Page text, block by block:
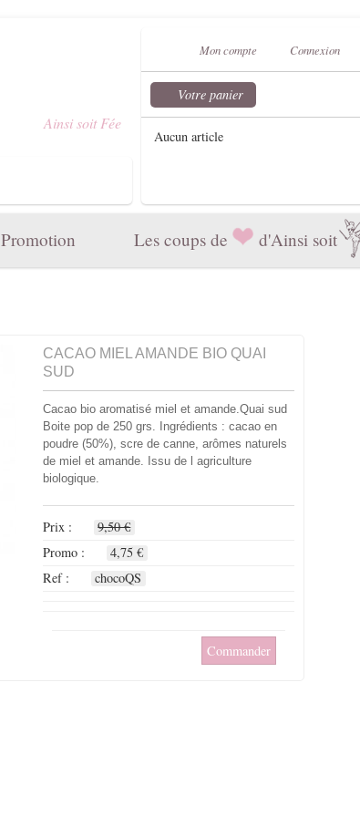
Ainsi soit Fée
Mon compte Connexion
Promotion Les coups de d'Ainsi soit
CACAO MIEL AMANDE BIO QUAI
SUD
Cacao bio aromatisé miel et amande.Quai sud
Boite pop de 250 grs. Ingrédients : cacao en
poudre (50%), scre de canne, arômes naturels
de miel et amande. Issu de l agriculture
biologique.
Prix :
9,50 €
Promo :
4,75 €
Ref :
chocoQS
Commander
Votre panier
Aucun article